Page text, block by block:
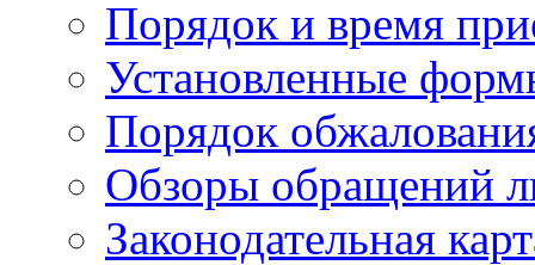
Порядок и время
Установленные
Порядок
Обзоры обращений
Законодательная